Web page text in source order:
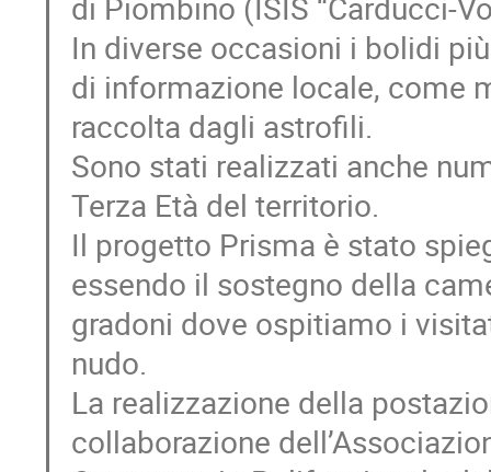
In diverse occasioni i bolidi
di informazione locale, come
raccolta dagli astrofili.
Sono stati realizzati anche
Terza Età del territorio.
Il progetto Prisma è stato
essendo il sostegno della
gradoni dove ospitiamo i
nudo.
La realizzazione della
collaborazione